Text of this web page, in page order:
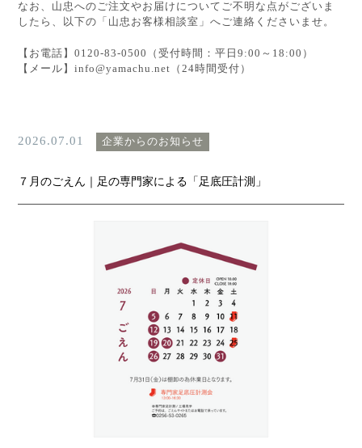
なお、山忠へのご注文やお届けについてご不明な点がございま
したら、以下の「山忠お客様相談室」へご連絡くださいませ。
【お電話】0120-83-0500（受付時間：平日9:00～18:00）
【メール】info@yamachu.net（24時間受付）
2026.07.01 企業からのお知らせ
７月のごえん｜足の専門家による「足底圧計測」